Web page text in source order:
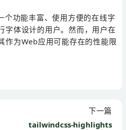
功能丰富、使用方便的在线字
字体设计的用户。然而，用户在
作为Web应用可能存在的性能限
下一篇
tailwindcss-highlights